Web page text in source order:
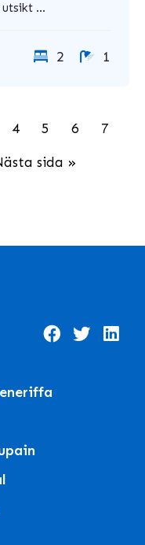
...
2 1
4 5 6
7
sida »